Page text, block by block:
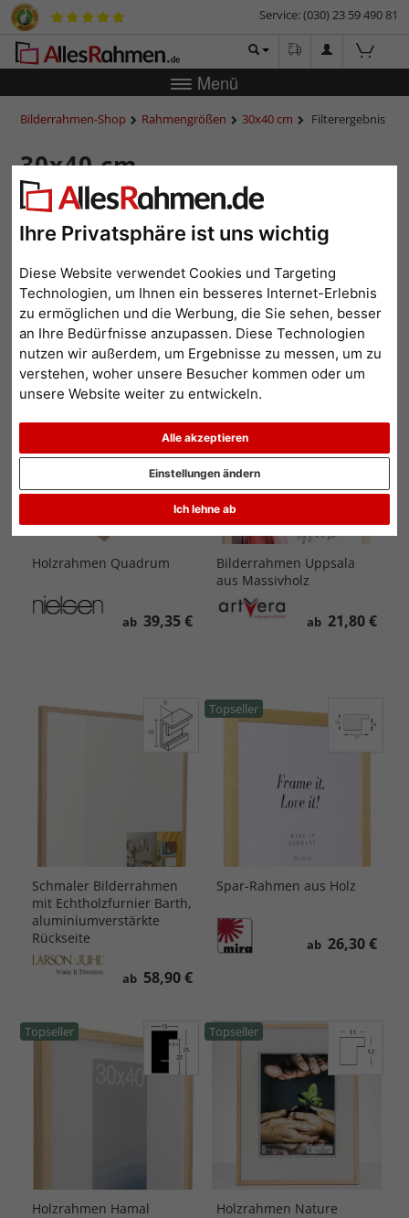
Ihre Privatsphäre ist uns wichtig
Diese Website verwendet Cookies und Targeting
Technologien, um Ihnen ein besseres Internet-Erlebnis
zu ermöglichen und die Werbung, die Sie sehen, besser
an Ihre Bedürfnisse anzupassen. Diese Technologien
nutzen wir außerdem, um Ergebnisse zu messen, um zu
verstehen, woher unsere Besucher kommen oder um
unsere Website weiter zu entwickeln.
Alle akzeptieren
Ich lehne ab
Einstellungen ändern
Service: (030) 23 59 490 81
Menü
Bilderrahmen-Shop Rahmengrößen 30x40 cm Filterergebnis
30x40 cm
2 3 10 >
Beliebtheit Preis aufsteigend Preis absteigend
Topseller
Holzrahmen Quadrum
ab 39,35 €
Hausmarke
Bilderrahmen Uppsala
aus Massivholz
ab 21,80 €
Schmaler Bilderrahmen
mit Echtholzfurnier Barth,
aluminiumverstärkte
Rückseite
ab 58,90 €
Topseller
Spar-Rahmen aus Holz
ab 26,30 €
Topseller
Holzrahmen Hamal
Topseller
Holzrahmen Nature